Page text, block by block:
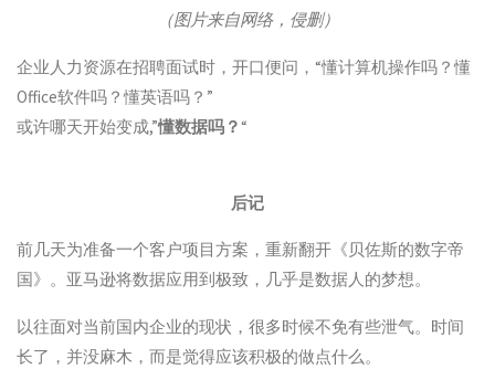
（图片来自网络，侵删）
企业人力资源在招聘面试时，开口便问，“懂计算机操作吗？懂
Office软件吗？懂英语吗？”
或许哪天开始变成,”懂数据吗？“
后记
前几天为准备一个客户项目方案，重新翻开《贝佐斯的数字帝
国》。亚马逊将数据应用到极致，几乎是数据人的梦想。
以往面对当前国内企业的现状，很多时候不免有些泄气。时间
长了，并没麻木，而是觉得应该积极的做点什么。